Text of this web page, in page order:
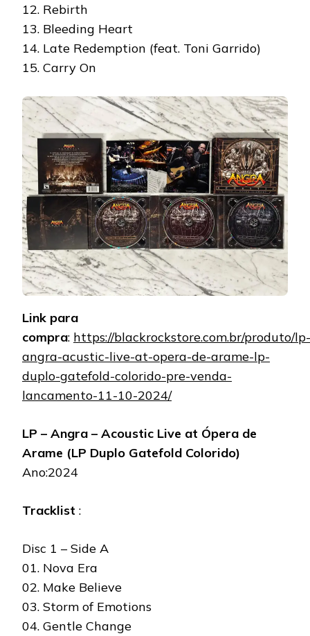
12. Rebirth
13. Bleeding Heart
14. Late Redemption (feat. Toni Garrido)
15. Carry On
Link para
compra: https://blackrockstore.com.br/produto/lp-
angra-acustic-live-at-opera-de-arame-lp-
duplo-gatefold-colorido-pre-venda-
lancamento-11-10-2024/
LP – Angra – Acoustic Live at Ópera de
Arame (LP Duplo Gatefold Colorido)
Ano:2024
Tracklist :
Disc 1 – Side A
01. Nova Era
02. Make Believe
03. Storm of Emotions
04. Gentle Change